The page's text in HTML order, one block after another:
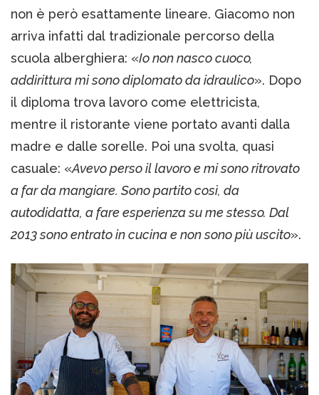
non è però esattamente lineare. Giacomo non
arriva infatti dal tradizionale percorso della
scuola alberghiera: «Io non nasco cuoco,
addirittura mi sono diplomato da idraulico». Dopo
il diploma trova lavoro come elettricista,
mentre il ristorante viene portato avanti dalla
madre e dalle sorelle. Poi una svolta, quasi
casuale: «Avevo perso il lavoro e mi sono ritrovato
a far da mangiare. Sono partito così, da
autodidatta, a fare esperienza su me stesso. Dal
2013 sono entrato in cucina e non sono più uscito».